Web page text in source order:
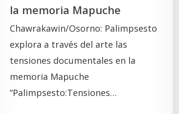
la memoria Mapuche
Chawrakawin/Osorno: Palimpsesto
explora a través del arte las
tensiones documentales en la
memoria Mapuche
“Palimpsesto:Tensiones…